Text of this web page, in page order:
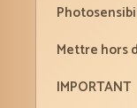
Mettre hors
IMPORTANT